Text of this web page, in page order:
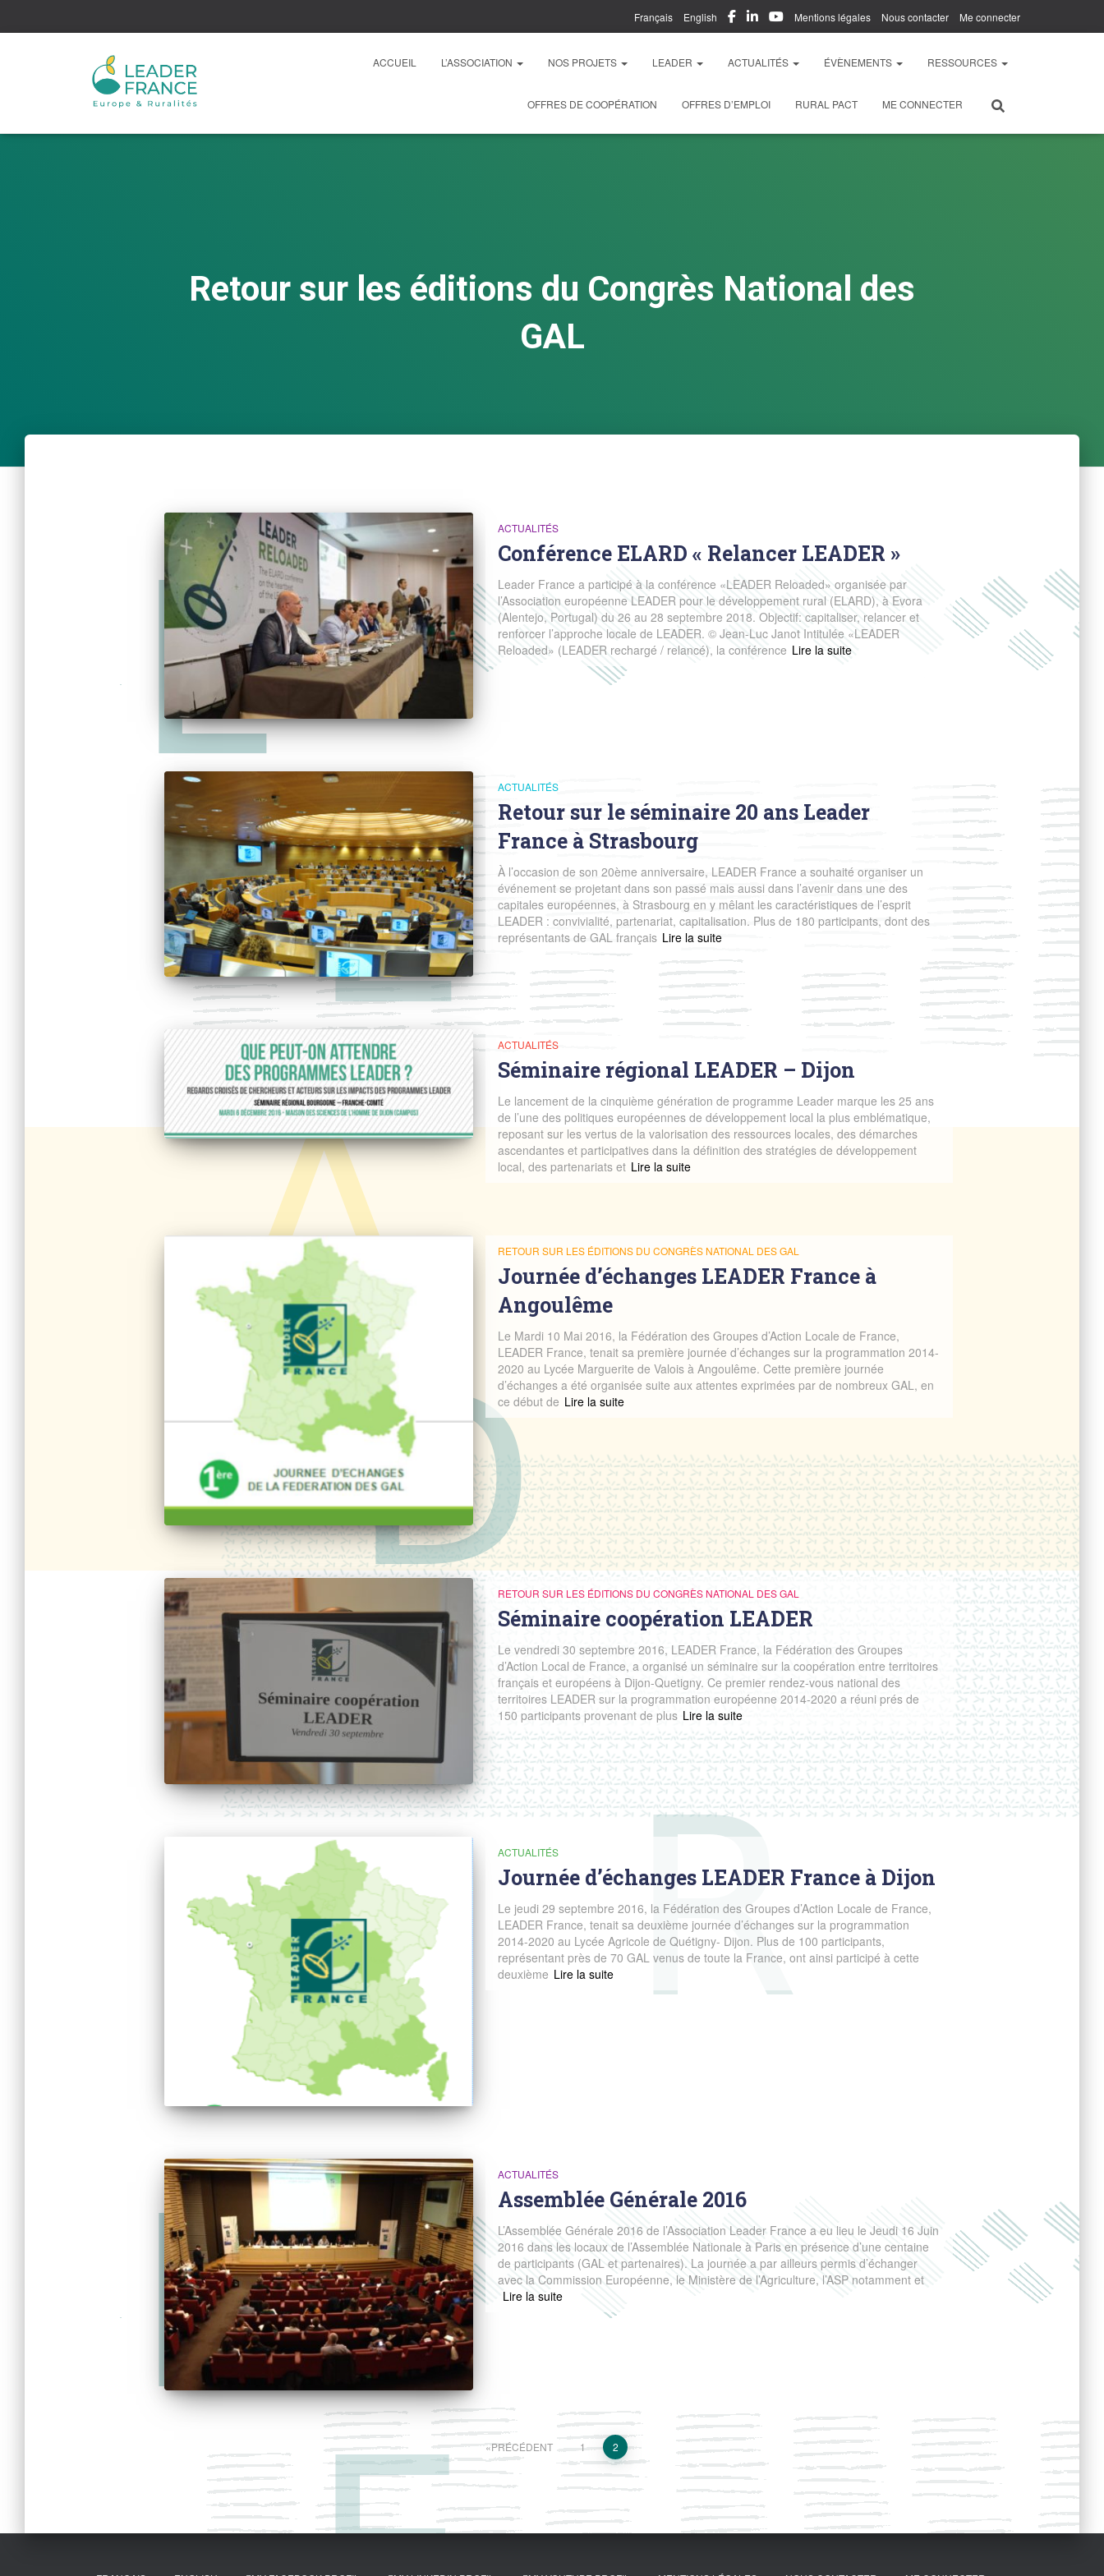
Français English Mentions légales Nous contacter Me connecter
ACCUEIL L’ASSOCIATION NOS PROJETS LEADER ACTUALITÉS ÉVÈNEMENTS RESSOURCES
OFFRES DE COOPÉRATION OFFRES D’EMPLOI RURAL PACT ME CONNECTER
Retour sur les éditions du Congrès National des
GAL
ACTUALITÉS
Conférence ELARD « Relancer LEADER »
Leader France a participé à la conférence «LEADER Reloaded» organisée par
l’Association européenne LEADER pour le développement rural (ELARD), à Evora
(Alentejo, Portugal) du 26 au 28 septembre 2018. Objectif: capitaliser, relancer et
renforcer l’approche locale de LEADER. © Jean-Luc Janot Intitulée «LEADER
Reloaded» (LEADER rechargé / relancé), la conférence Read more
ACTUALITÉS
Retour sur le séminaire 20 ans Leader
France à Strasbourg
À l’occasion de son 20ème anniversaire, LEADER France a souhaité organiser un
événement se projetant dans son passé mais aussi dans l’avenir dans une des
capitales européennes, à Strasbourg en y mêlant les caractéristiques de l’esprit
LEADER : convivialité, partenariat, capitalisation. Plus de 180 participants, dont des
représentants de GAL français Read more
ACTUALITÉS
Séminaire régional LEADER – Dijon
Le lancement de la cinquième génération de programme Leader marque les 25 ans
de l’une des politiques européennes de développement local la plus emblématique,
reposant sur les vertus de la valorisation des ressources locales, des démarches
ascendantes et participatives dans la définition des stratégies de développement
local, des partenariats et Read more
RETOUR SUR LES ÉDITIONS DU CONGRÈS NATIONAL DES GAL
Journée d’échanges LEADER France à
Angoulême
Le Mardi 10 Mai 2016, la Fédération des Groupes d’Action Locale de France,
LEADER France, tenait sa première journée d’échanges sur la programmation 2014-
2020 au Lycée Marguerite de Valois à Angoulême. Cette première journée
d’échanges a été organisée suite aux attentes exprimées par de nombreux GAL, en
ce début de Read more
RETOUR SUR LES ÉDITIONS DU CONGRÈS NATIONAL DES GAL
Séminaire coopération LEADER
Le vendredi 30 septembre 2016, LEADER France, la Fédération des Groupes
d’Action Local de France, a organisé un séminaire sur la coopération entre territoires
français et européens à Dijon-Quetigny. Ce premier rendez-vous national des
territoires LEADER sur la programmation européenne 2014-2020 a réuni prés de
150 participants provenant de plus Read more
ACTUALITÉS
Journée d’échanges LEADER France à Dijon
Le jeudi 29 septembre 2016, la Fédération des Groupes d’Action Locale de France,
LEADER France, tenait sa deuxième journée d’échanges sur la programmation
2014-2020 au Lycée Agricole de Quétigny- Dijon. Plus de 100 participants,
représentant près de 70 GAL venus de toute la France, ont ainsi participé à cette
deuxième Read more
ACTUALITÉS
Assemblée Générale 2016
L’Assemblée Générale 2016 de l’Association Leader France a eu lieu le Jeudi 16 Juin
2016 dans les locaux de l’Assemblée Nationale à Paris en présence d’une centaine
de participants (GAL et partenaires). La journée a par ailleurs permis d’échanger
avec la Commission Européenne, le Ministère de l’Agriculture, l’ASP notamment et
Read more
PRÉCÉDENT 1 2